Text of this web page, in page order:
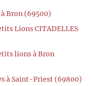
Bron (69500)
Lions CITADELLES
lions à Bron
à Saint-Priest (69800)